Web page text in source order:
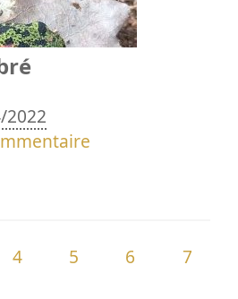
2022
4 5 6 7